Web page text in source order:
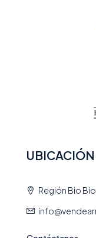
Región Bio